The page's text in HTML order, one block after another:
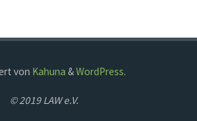
von Kahuna &WordPress.
© 2019 LAW e.V.